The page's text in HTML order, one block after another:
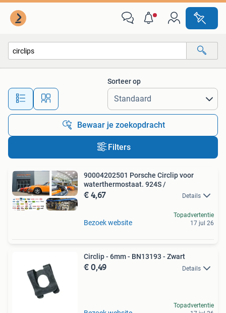
Alle afstanden…
Sorteer op
Bewaar je zoekopdracht
Filters
90004202501 Porsche Circlip voor
waterthermostaat. 924S /
€ 4,67 Details
Bezoek website
Topadvertentie
17 jul 26
Circlip - 6mm - BN13193 - Zwart
€ 0,49 Details
Topadvertentie